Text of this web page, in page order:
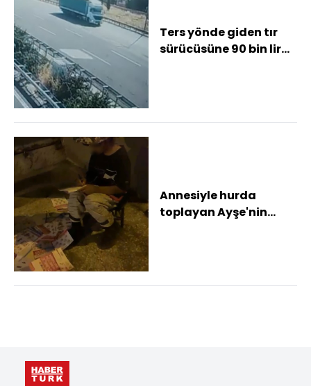
Ters yönde giden tır
sürücüsüne 90 bin lira
Annesiyle hurda
toplayan Ayşe'nin